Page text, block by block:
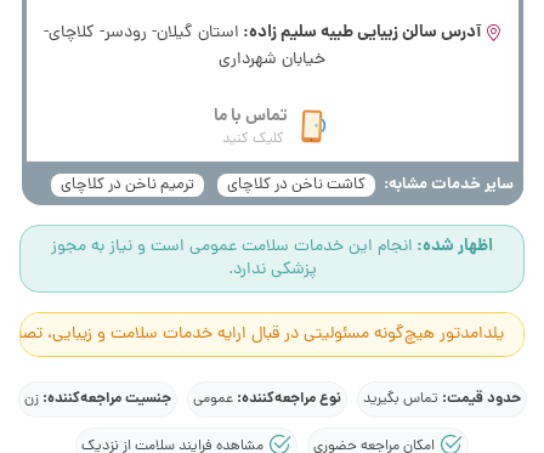
آدرس سالن زیبایی طیبه سلیم زاده: استان گیلان- رودسر- کلاچای-
خیابان شهرداری
تماس با ما
کلیک کنید
سایر خدمات مشابه: کاشت ناخن در کلاچای ترمیم ناخن در کلاچای
اظهار شده: انجام این خدمات سلامت عمومی است و نیاز به مجوز
پزشکی ندارد.
یلدامدتور هیچ‌گونه مسئولیتی در قبال ارایه خدمات سلامت و زیبایی،
حدود قیمت: تماس بگیرید نوع مراجعه‌کننده:عمومی جنسیت مراجعه‌کننده:زن
امکان مراجعه حضوری مشاهده فرایند سلامت از نزدیک